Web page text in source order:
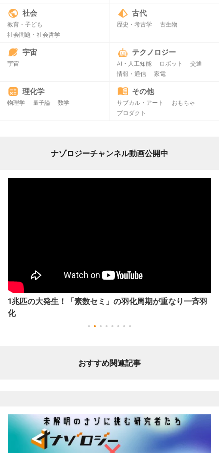
社会
教育・子ども
社会問題・社会哲学
古代
歴史・考古学 古生物
宇宙
宇宙
テクノロジー
AI・人工知能 ロボット
交通
情報・通信
家電
理化学
物理学 量子論 数学
その他
サブカル・アート
おもちゃ
プロダクト
ナゾロジーチャンネル動画公開中
1兆匹の大発生！「素数セミ」の羽化周期が重なり一斉羽
化
おすすめ関連記事